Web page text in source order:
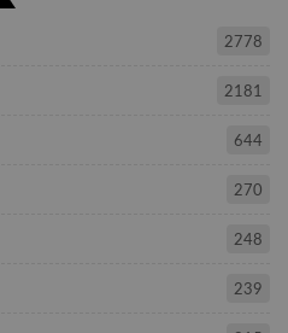
2778
2181
644
270
248
239